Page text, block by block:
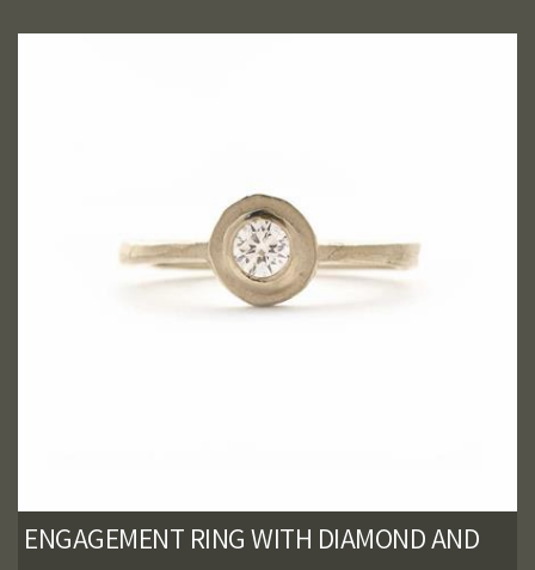
ENGAGEMENT RING WITH DIAMOND AND